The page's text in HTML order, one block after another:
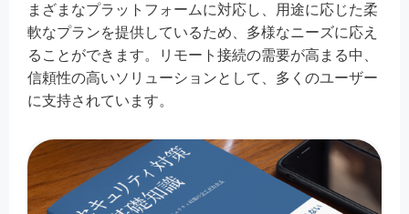
まざまなプラットフォームに対応し、用途に応じた柔
軟なプランを提供しているため、多様なニーズに応え
ることができます。リモート接続の需要が高まる中、
信頼性の高いソリューションとして、多くのユーザー
に支持されています。